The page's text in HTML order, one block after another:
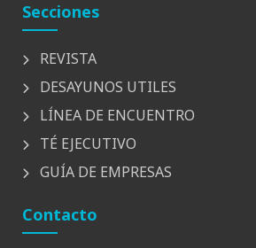
Secciones
REVISTA
DESAYUNOS UTILES
LÍNEA DE ENCUENTRO
TÉ EJECUTIVO
GUÍA DE EMPRESAS
Contacto